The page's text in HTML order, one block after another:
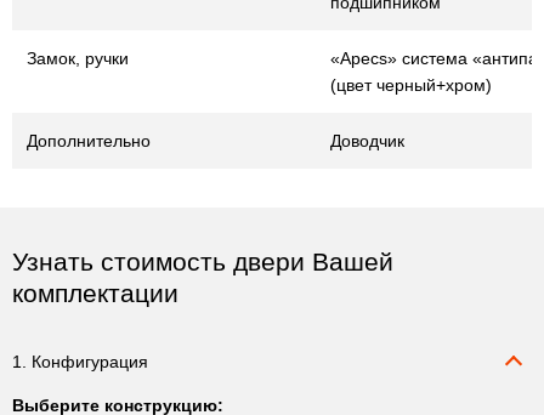
Замок, ручки
«Apecs» система
(цвет черный+хром)
Дополнительно Доводчик
Узнать стоимость двери Вашей
комплектации
1. Конфигурация
Выберите конструкцию: